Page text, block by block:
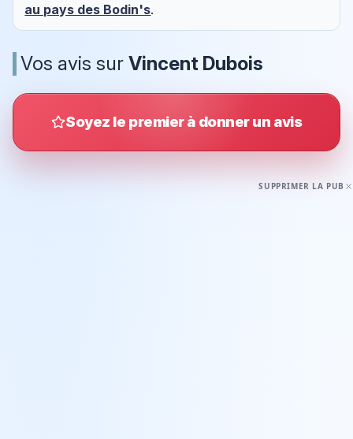
au pays des Bodin's.
Vos avis sur Vincent Dubois
Soyez le premier à donner un avis
SUPPRIMER LA PUB